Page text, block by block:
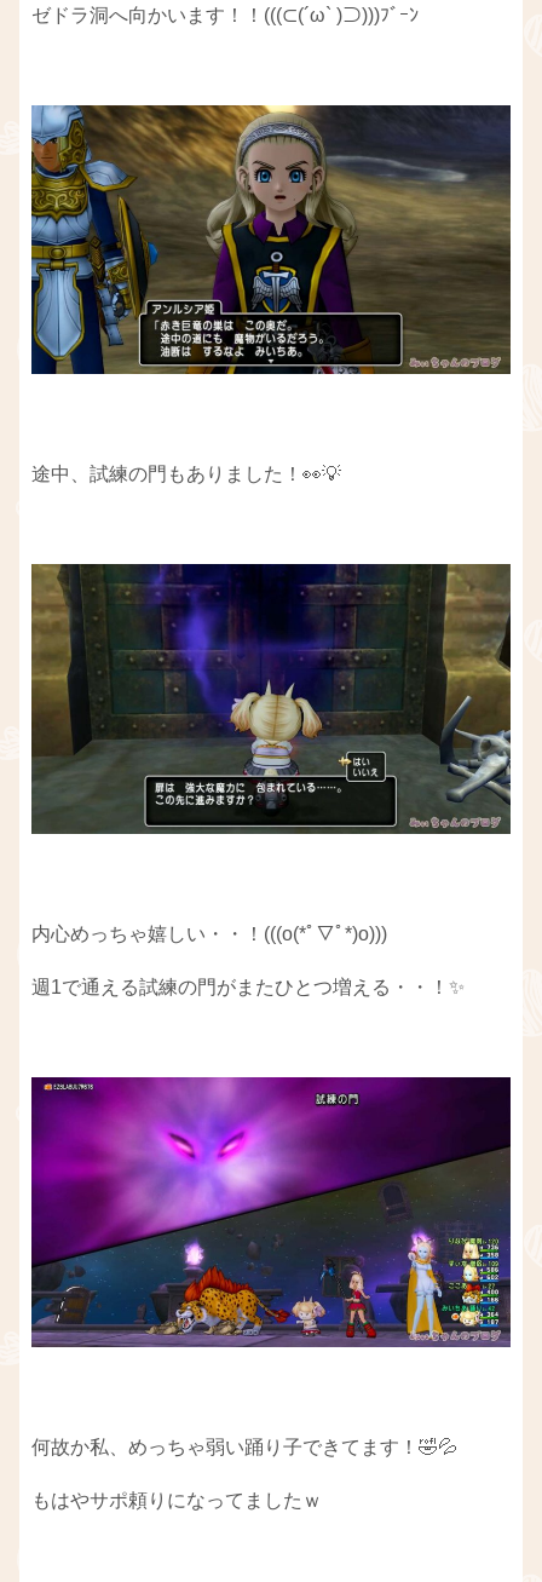
ゼドラ洞へ向かいます！！(((⊂(´ω` )⊃)))ﾌﾞｰﾝ
途中、試練の門もありました！👀💡
内心めっちゃ嬉しい・・！(((o(*ﾟ▽ﾟ*)o)))
週1で通える試練の門がまたひとつ増える・・！✨
何故か私、めっちゃ弱い踊り子できてます！🤣💦
もはやサポ頼りになってましたｗ